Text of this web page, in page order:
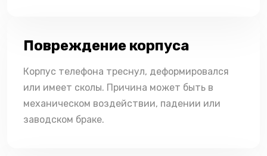
Повреждение корпуса
Корпус телефона треснул, деформировался
или имеет сколы. Причина может быть в
механическом воздействии, падении или
заводском браке.